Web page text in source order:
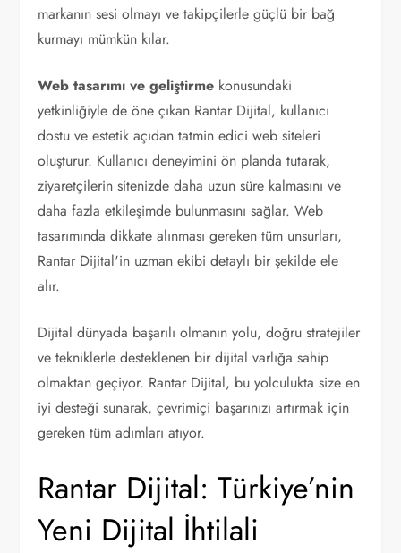
markanın sesi olmayı ve takipçilerle güçlü bir bağ
kurmayı mümkün kılar.
Web tasarımı ve geliştirme konusundaki
yetkinliğiyle de öne çıkan Rantar Dijital, kullanıcı
dostu ve estetik açıdan tatmin edici web siteleri
oluşturur. Kullanıcı deneyimini ön planda tutarak,
ziyaretçilerin sitenizde daha uzun süre kalmasını ve
daha fazla etkileşimde bulunmasını sağlar. Web
tasarımında dikkate alınması gereken tüm unsurları,
Rantar Dijital'in uzman ekibi detaylı bir şekilde ele
alır.
Dijital dünyada başarılı olmanın yolu, doğru stratejiler
ve tekniklerle desteklenen bir dijital varlığa sahip
olmaktan geçiyor. Rantar Dijital, bu yolculukta size en
iyi desteği sunarak, çevrimiçi başarınızı artırmak için
gereken tüm adımları atıyor.
Rantar Dijital: Türkiye’nin
Yeni Dijital İhtilali